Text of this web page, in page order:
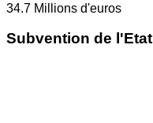
34.7 Millions d'euros
Subvention de l'Etat